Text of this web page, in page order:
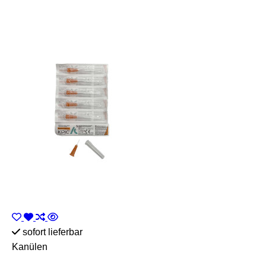
sofort lieferbar
Kanülen